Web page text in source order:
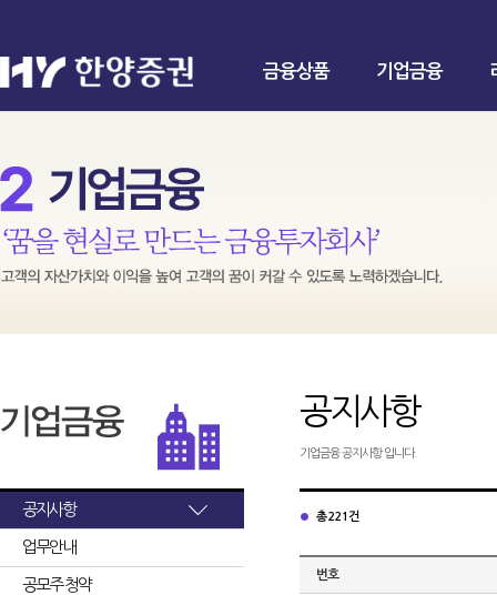
금융상품 기업금융
공지사항
업무안내
공모주 청약
공지사항
기업금융 공지사항 입니다.
총 221건
번호